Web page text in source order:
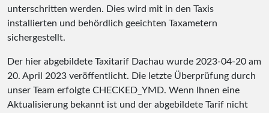
unterschritten werden. Dies wird mit in den Taxis
installierten und behördlich geeichten Taxametern
sichergestellt.
Der hier abgebildete Taxitarif Dachau wurde 2023-04-20 am
20. April 2023 veröffentlicht. Die letzte Überprüfung durch
unser Team erfolgte CHECKED_YMD. Wenn Ihnen eine
Aktualisierung bekannt ist und der abgebildete Tarif nicht